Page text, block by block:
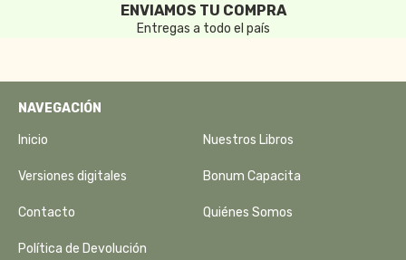
ENVIAMOS TU COMPRA
Entregas a todo el país
NAVEGACIÓN
Inicio Nuestros Libros
Versiones digitales Bonum Capacita
Contacto Quiénes Somos
Política de Devolución